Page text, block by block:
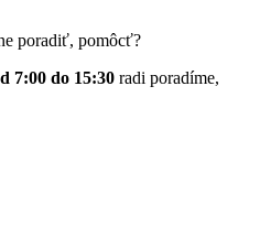
poradiť, pomôcť?
7:00 do 15:30 radi poradíme,